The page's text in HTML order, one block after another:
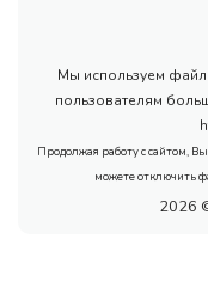
Мы используем
пользователям
Продолжая работу с сайтом,
можете отключить
2026